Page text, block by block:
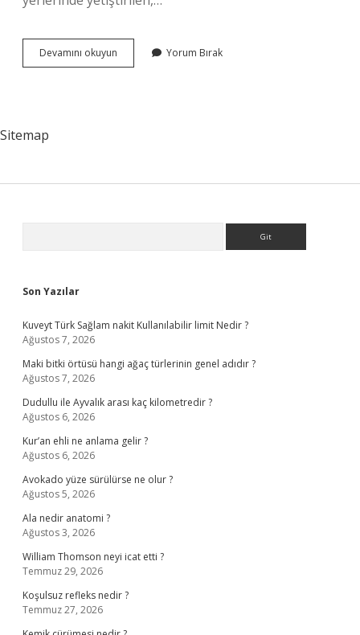
Devamını okuyun
Üzümü
Yorum Bırak
Sitemap
Son Yazılar
Kuveyt Türk Sağlam nakit Kullanılabilir limit Nedir ?
Ağustos 7, 2026
Maki bitki örtüsü hangi ağaç türlerinin genel adıdır ?
Ağustos 7, 2026
Dudullu ile Ayvalık arası kaç kilometredir ?
Ağustos 6, 2026
Kur’an ehli ne anlama gelir ?
Ağustos 6, 2026
Avokado yüze sürülürse ne olur ?
Ağustos 5, 2026
Ala nedir anatomi ?
Ağustos 3, 2026
William Thomson neyi icat etti ?
Temmuz 29, 2026
Koşulsuz refleks nedir ?
Temmuz 27, 2026